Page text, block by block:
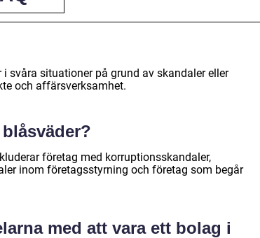
svåra situationer på grund av skandaler eller
och affärsverksamhet.
företag med korruptionsskandaler,
inom företagsstyrning och företag som begår
med att vara ett bolag i